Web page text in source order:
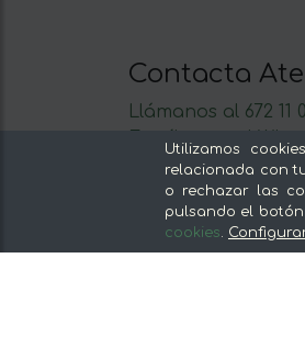
Contacta
Llámanos al 672 11
Escríbenos al
Escríbenos
De lunes a viernes
Utilizamos
relacionada con
o rechazar las
pulsando el botón
cookies.